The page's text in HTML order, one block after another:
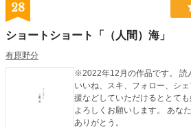
28
ショートショート「（人間）海」
有原野分
※2022年12月の作品です。 読んでいただけると幸いです。
いいね、スキ、フォロー、シ
援などしていただけるととて
よろしくお願いします。 あなたの人生の 貴重な時間をどうも
ありがとう。